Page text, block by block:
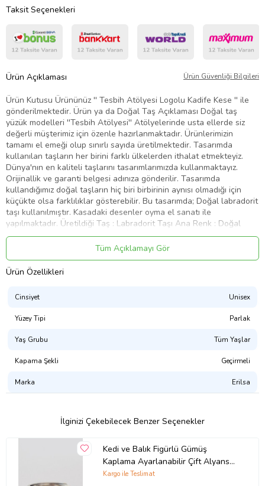
Taksit Seçenekleri
Ürün Açıklaması Ürün Güvenliği Bilgileri
Ürün Kutusu Ürününüz '' Tesbih Atölyesi Logolu Kadife Kese '' ile
gönderilmektedir. Ürün ya da Doğal Taş Açıklaması Doğal taş
yüzük modelleri ''Tesbih Atölyesi'' Atölyelerinde usta ellerde siz
değerli müşterimiz için özenle hazırlanmaktadır. Ürünlerimizin
tamamı el emeği olup sınırlı sayıda üretilmektedir. Tasarımda
kullanılan taşların her birini farklı ülkelerden ithalat etmekteyiz.
Dünya'nın en kaliteli taşlarını tasarımlarımızda kullanmaktayız.
Orijinallik ve garanti belgesi adınıza gönderilir. Tasarımda
kullandığımız doğal taşların hiç biri birbirinin aynısı olmadığı için
küçükte olsa farklılıklar gösterebilir. Bu tasarımda; Doğal labradorit
taşı kullanılmıştır. Kasadaki desenler oyma el sanatı ile
yapılmaktadır. Üretildiği Taş : Labradorit Taşı Ana Renk : Doğal
Renk Ağırlık : 10-15 Gr Parmak Ölçüsü : Ayarlanabilir Mekanizmalı
Her Parmağa Uyumlu! - Maden: Sıvı ve kimyasal temasında renk
atar (Lak Kaplamalı)
Ürün Kodu:kcm95040771
Tüm Açıklamayı Gör
Ürün Özellikleri
Cinsiyet Unisex
Yüzey Tipi Parlak
Yaş Grubu Tüm Yaşlar
Kapama Şekli Geçirmeli
Marka Erilsa
İlginizi Çekebilecek Benzer Seçenekler
Kedi ve Balık Figürlü Gümüş
Kaplama Ayarlanabilir Çift Alyans
Yüzük
Kargo ile Teslimat